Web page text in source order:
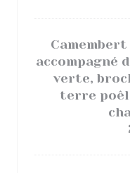
accompagné
verte,
terre